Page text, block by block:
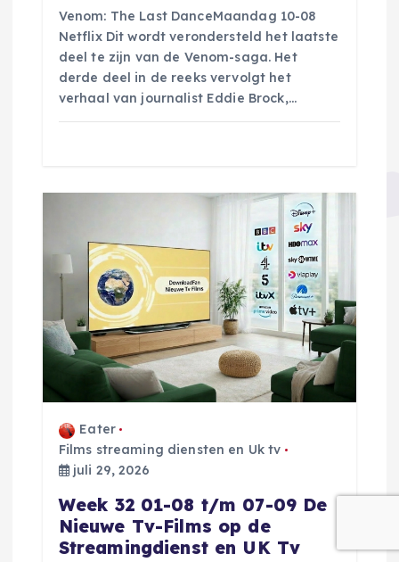
Venom: The Last DanceMaandag 10-08
Netflix Dit wordt verondersteld het laatste
deel te zijn van de Venom-saga. Het
derde deel in de reeks vervolgt het
verhaal van journalist Eddie Brock,…
Eater
Films streaming diensten en Uk tv
juli 29, 2026
Week 32 01-08 t/m 07-09 De
Nieuwe Tv-Films op de
Streamingdienst en UK Tv